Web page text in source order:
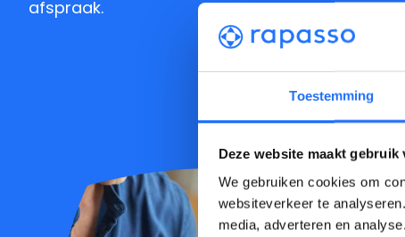
Toestemming
Deze website maakt gebruik
We gebruiken cookies om
websiteverkeer te
media, adverteren en
afspraak.